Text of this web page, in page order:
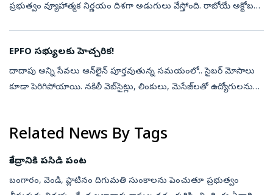
ప్రభుత్వం వ్యూహాత్మక నిర్ణయం దిశగా అడుగులు వేస్తోంది. రాబోయే అక్టోబరు
EPFO సభ్యులకు హెచ్చరిక!
దాదాపు అన్ని సేవలు ఆన్‌లైన్‌ పూర్తవుతున్న సమయంలో.. సైబర్ మోసాలు
కూడా పెరిగిపోయాయి. నకిలీ వెబ్‌సైట్లు, లింకులు, మెసేజ్‌లతో ఉద్యోగులను
Related News By Tags
కేంద్రానికి పసిడి పంట
బంగారం, వెండి, ప్లాటినం దిగుమతి సుంకాలను పెంచుతూ ప్రభుత్వం